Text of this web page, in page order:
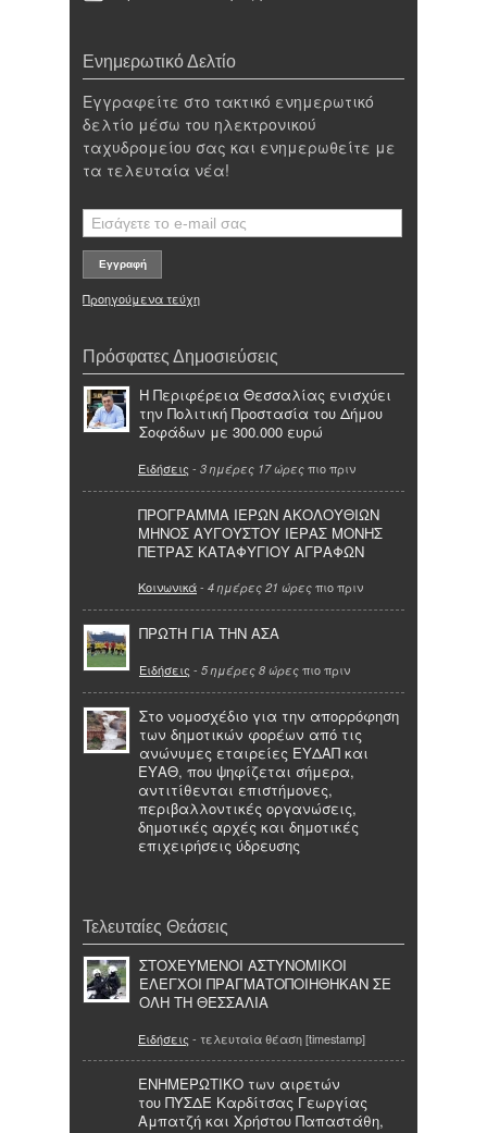
Ενημερωτικό Δελτίο
Εγγραφείτε στο τακτικό ενημερωτικό
δελτίο μέσω του ηλεκτρονικού
ταχυδρομείου σας και ενημερωθείτε με
τα τελευταία νέα!
Προηγούμενα τεύχη
Πρόσφατες Δημοσιεύσεις
Η Περιφέρεια Θεσσαλίας ενισχύει
την Πολιτική Προστασία του Δήμου
Σοφάδων με 300.000 ευρώ
Ειδήσεις - 3 ημέρες 17 ώρες πιο πριν
ΠΡΟΓΡΑΜΜΑ ΙΕΡΩΝ ΑΚΟΛΟΥΘΙΩΝ
ΜΗΝΟΣ ΑΥΓΟΥΣΤΟΥ ΙΕΡΑΣ ΜΟΝΗΣ
ΠΕΤΡΑΣ ΚΑΤΑΦΥΓΙΟΥ ΑΓΡΑΦΩΝ
Κοινωνικά- 4 ημέρες 21 ώρες πιο πριν
ΠΡΩΤΗ ΓΙΑ ΤΗΝ ΑΣΑ
Ειδήσεις - 5 ημέρες 8 ώρες πιο πριν
Στο νομοσχέδιο για την απορρόφηση
των δημοτικών φορέων από τις
ανώνυμες εταιρείες ΕΥΔΑΠ και
ΕΥΑΘ, που ψηφίζεται σήμερα,
αντιτίθενται επιστήμονες,
περιβαλλοντικές οργανώσεις,
δημοτικές αρχές και δημοτικές
επιχειρήσεις ύδρευσης
Τελευταίες Θεάσεις
ΣΤΟΧΕΥΜΕΝΟΙ ΑΣΤΥΝΟΜΙΚΟΙ
ΕΛΕΓΧΟΙ ΠΡΑΓΜΑΤΟΠΟΙΗΘΗΚΑΝ ΣΕ
ΟΛΗ ΤΗ ΘΕΣΣΑΛΙΑ
Ειδήσεις - τελευταία θέαση [timestamp]
ΕΝΗΜΕΡΩΤΙΚΟ των αιρετών
του ΠΥΣΔΕ Καρδίτσας Γεωργίας
Αμπατζή και Χρήστου Παπαστάθη,